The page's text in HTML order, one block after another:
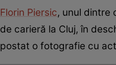
Florin Piersic, unul dintre
de carieră la Cluj, în
postat o fotografie cu